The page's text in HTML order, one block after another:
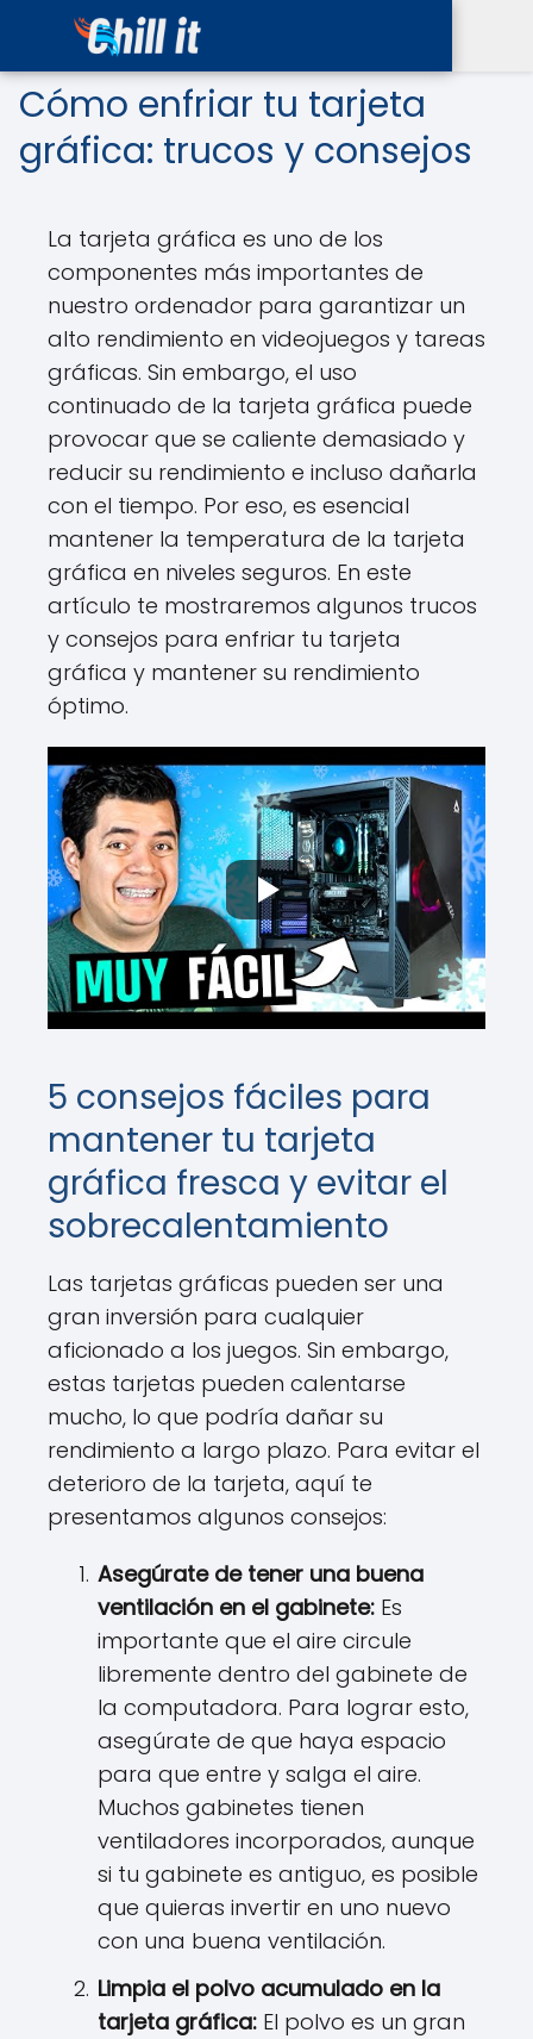
Cómo enfriar tu tarjeta
gráfica: trucos y consejos
La tarjeta gráfica es uno de los
componentes más importantes de
nuestro ordenador para garantizar un
alto rendimiento en videojuegos y tareas
gráficas. Sin embargo, el uso
continuado de la tarjeta gráfica puede
provocar que se caliente demasiado y
reducir su rendimiento e incluso dañarla
con el tiempo. Por eso, es esencial
mantener la temperatura de la tarjeta
gráfica en niveles seguros. En este
artículo te mostraremos algunos trucos
y consejos para enfriar tu tarjeta
gráfica y mantener su rendimiento
óptimo.
5 consejos fáciles para
mantener tu tarjeta
gráfica fresca y evitar el
sobrecalentamiento
Las tarjetas gráficas pueden ser una
gran inversión para cualquier
aficionado a los juegos. Sin embargo,
estas tarjetas pueden calentarse
mucho, lo que podría dañar su
rendimiento a largo plazo. Para evitar el
deterioro de la tarjeta, aquí te
presentamos algunos consejos:
Asegúrate de tener una buena
ventilación en el gabinete: Es
importante que el aire circule
libremente dentro del gabinete de
la computadora. Para lograr esto,
asegúrate de que haya espacio
para que entre y salga el aire.
Muchos gabinetes tienen
ventiladores incorporados, aunque
si tu gabinete es antiguo, es posible
que quieras invertir en uno nuevo
con una buena ventilación.
Limpia el polvo acumulado en la
tarjeta gráfica: El polvo es un gran